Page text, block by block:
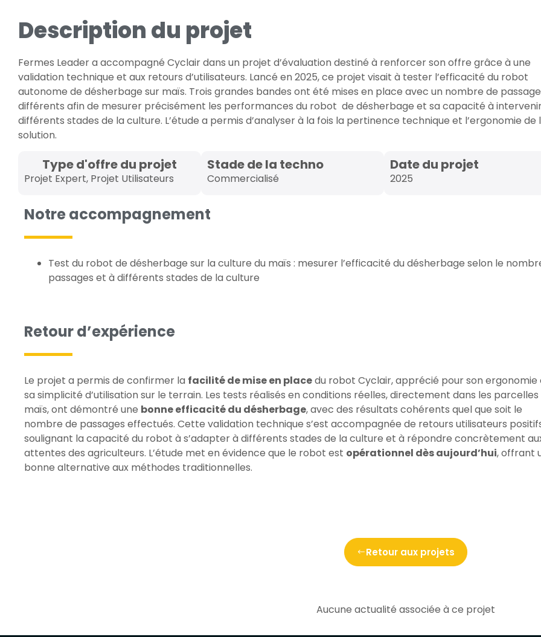
Description du projet
Fermes Leader a accompagné Cyclair dans un projet d’évaluation destiné à renforcer son offre grâce à une
validation technique et aux retours d’utilisateurs. Lancé en 2025, ce projet visait à tester l’efficacité du robot
autonome de désherbage sur maïs. Trois grandes bandes ont été mises en place avec un nombre de
différents afin de mesurer précisément les performances du robot de désherbage et sa capacité à
différents stades de la culture. L’étude a permis d’analyser à la fois la pertinence technique et l’ergonomie de
solution.
Type d'offre du projet
Projet Expert, Projet Utilisateurs
Stade de la techno
Commercialisé
Date du projet
2025
Notre accompagnement
Test du robot de désherbage sur la culture du maïs : mesurer l’efficacité du désherbage selon le
passages et à différents stades de la culture
Retour d’expérience
Le projet a permis de confirmer la facilité de mise en placedu robot Cyclair, apprécié pour son ergonomie
sa simplicité d’utilisation sur le terrain. Les tests réalisés en conditions réelles, directement dans les parcelles
maïs, ont démontré une bonne efficacité du désherbage, avec des résultats cohérents quel que soit le
nombre de passages effectués. Cette validation technique s’est accompagnée de retours utilisateurs
soulignant la capacité du robot à s’adapter à différents stades de la culture et à répondre concrètement
attentes des agriculteurs. L’étude met en évidence que le robot est opérationnel dès aujourd’hui, offrant
bonne alternative aux méthodes traditionnelles.
Retour aux projets
Aucune actualité associée à ce projet